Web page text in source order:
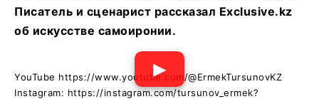
Писатель и сценарист рассказал Exclusive.kz
об искусстве самоиронии.
▶
YouTube https://www.youtube.com/@ErmekTursunovKZ
Instagram: https://instagram.com/tursunov_ermek?